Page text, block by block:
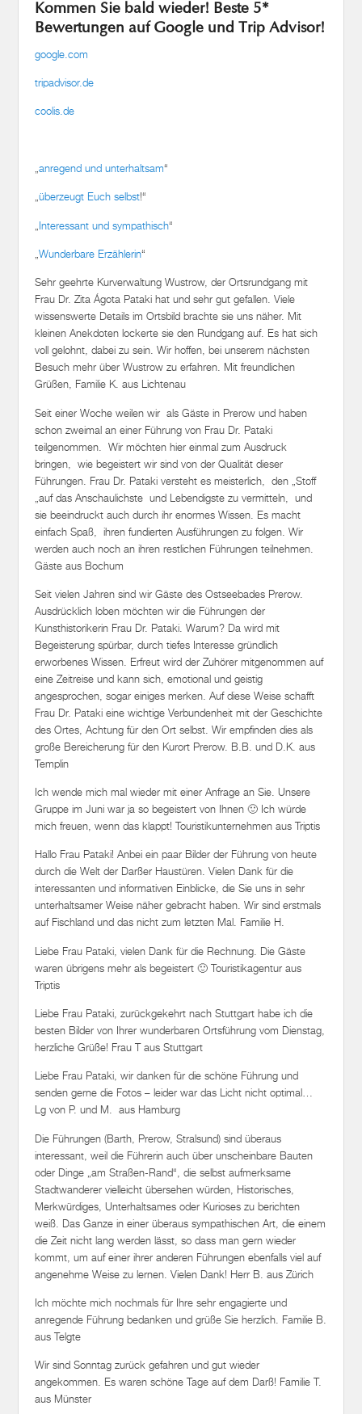
Kommen Sie bald wieder! Beste 5*
Bewertungen auf Google und Trip Advisor!
google.com
tripadvisor.de
coolis.de
„anregend und unterhaltsam“
„überzeugt Euch selbst!“
Interessant und sympathisch“
„Wunderbare Erzählerin“
Sehr geehrte Kurverwaltung Wustrow, der Ortsrundgang mit
Frau Dr. Zita Ágota Pataki hat und sehr gut gefallen. Viele
wissenswerte Details im Ortsbild brachte sie uns näher. Mit
kleinen Anekdoten lockerte sie den Rundgang auf. Es hat sich
voll gelohnt, dabei zu sein. Wir hoffen, bei unserem nächsten
Besuch mehr über Wustrow zu erfahren. Mit freundlichen
Grüßen, Familie K. aus Lichtenau
Seit einer Woche weilen wir als Gäste in Prerow und haben
schon zweimal an einer Führung von Frau Dr. Pataki
teilgenommen. Wir möchten hier einmal zum Ausdruck
bringen, wie begeistert wir sind von der Qualität dieser
Führungen. Frau Dr. Pataki versteht es meisterlich, den „Stoff
„auf das Anschaulichste und Lebendigste zu vermitteln, und
sie beeindruckt auch durch ihr enormes Wissen. Es macht
einfach Spaß, ihren fundierten Ausführungen zu folgen. Wir
werden auch noch an ihren restlichen Führungen teilnehmen.
Gäste aus Bochum
Seit vielen Jahren sind wir Gäste des Ostseebades Prerow.
Ausdrücklich loben möchten wir die Führungen der
Kunsthistorikerin Frau Dr. Pataki. Warum? Da wird mit
Begeisterung spürbar, durch tiefes Interesse gründlich
erworbenes Wissen. Erfreut wird der Zuhörer mitgenommen auf
eine Zeitreise und kann sich, emotional und geistig
angesprochen, sogar einiges merken. Auf diese Weise schafft
Frau Dr. Pataki eine wichtige Verbundenheit mit der Geschichte
des Ortes, Achtung für den Ort selbst. Wir empfinden dies als
große Bereicherung für den Kurort Prerow. B.B. und D.K. aus
Templin
Ich wende mich mal wieder mit einer Anfrage an Sie. Unsere
Gruppe im Juni war ja so begeistert von Ihnen 🙂 Ich würde
mich freuen, wenn das klappt! Touristikunternehmen aus Triptis
Hallo Frau Pataki! Anbei ein paar Bilder der Führung von heute
durch die Welt der Darßer Haustüren. Vielen Dank für die
interessanten und informativen Einblicke, die Sie uns in sehr
unterhaltsamer Weise näher gebracht haben. Wir sind erstmals
auf Fischland und das nicht zum letzten Mal. Familie H.
Liebe Frau Pataki, vielen Dank für die Rechnung. Die Gäste
waren übrigens mehr als begeistert 🙂 Touristikagentur aus
Triptis
Liebe Frau Pataki, zurückgekehrt nach Stuttgart habe ich die
besten Bilder von Ihrer wunderbaren Ortsführung vom Dienstag,
herzliche Grüße! Frau T aus Stuttgart
Liebe Frau Pataki, wir danken für die schöne Führung und
senden gerne die Fotos – leider war das Licht nicht optimal…
Lg von P. und M. aus Hamburg
Die Führungen (Barth, Prerow, Stralsund) sind überaus
interessant, weil die Führerin auch über unscheinbare Bauten
oder Dinge „am Straßen-Rand“, die selbst aufmerksame
Stadtwanderer vielleicht übersehen würden, Historisches,
Merkwürdiges, Unterhaltsames oder Kurioses zu berichten
weiß. Das Ganze in einer überaus sympathischen Art, die einem
die Zeit nicht lang werden lässt, so dass man gern wieder
kommt, um auf einer ihrer anderen Führungen ebenfalls viel auf
angenehme Weise zu lernen. Vielen Dank! Herr B. aus Zürich
Ich möchte mich nochmals für Ihre sehr engagierte und
anregende Führung bedanken und grüße Sie herzlich. Familie B.
aus Telgte
Wir sind Sonntag zurück gefahren und gut wieder
angekommen. Es waren schöne Tage auf dem Darß! Familie T.
aus Münster